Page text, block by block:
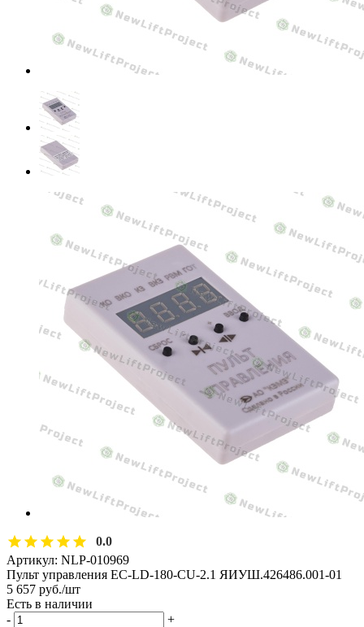
0.0
Артикул: NLP-010969
Пульт управления EC-LD-180-CU-2.1 ЯИУШ.426486.001-01
5 657 руб./шт
Есть в наличии
-
+